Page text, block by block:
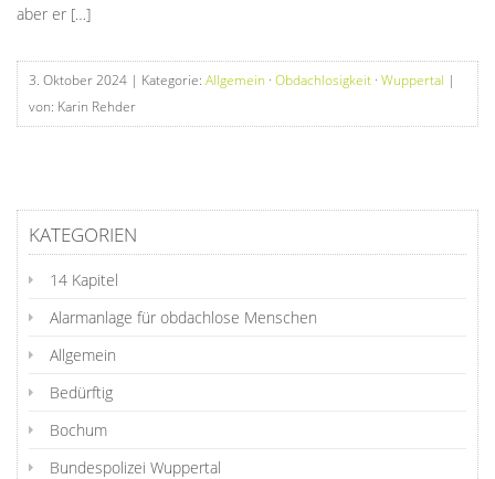
aber er […]
3. Oktober 2024 | Kategorie: Allgemein · Obdachlosigkeit · Wuppertal |
von: Karin Rehder
KATEGORIEN
14 Kapitel
Alarmanlage für obdachlose Menschen
Allgemein
Bedürftig
Bochum
Bundespolizei Wuppertal